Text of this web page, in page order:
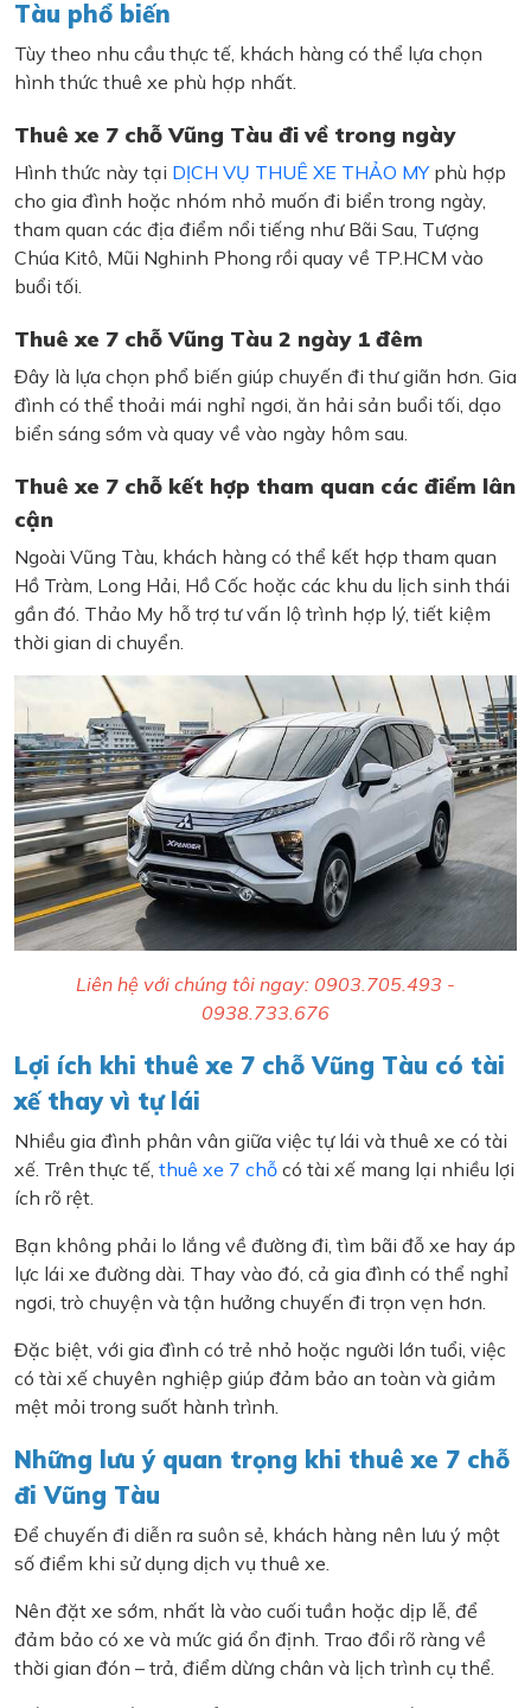
Tàu phổ biến
Tùy theo nhu cầu thực tế, khách hàng có thể lựa chọn
hình thức thuê xe phù hợp nhất.
Thuê xe 7 chỗ Vũng Tàu đi về trong ngày
Hình thức này tại DỊCH VỤ THUÊ XE THẢO MYphù hợp
cho gia đình hoặc nhóm nhỏ muốn đi biển trong ngày,
tham quan các địa điểm nổi tiếng như Bãi Sau, Tượng
Chúa Kitô, Mũi Nghinh Phong rồi quay về TP.HCM vào
buổi tối.
Thuê xe 7 chỗ Vũng Tàu 2 ngày 1 đêm
Đây là lựa chọn phổ biến giúp chuyến đi thư giãn hơn. Gia
đình có thể thoải mái nghỉ ngơi, ăn hải sản buổi tối, dạo
biển sáng sớm và quay về vào ngày hôm sau.
Thuê xe 7 chỗ kết hợp tham quan các điểm lân
cận
Ngoài Vũng Tàu, khách hàng có thể kết hợp tham quan
Hồ Tràm, Long Hải, Hồ Cốc hoặc các khu du lịch sinh thái
gần đó. Thảo My hỗ trợ tư vấn lộ trình hợp lý, tiết kiệm
thời gian di chuyển.
Liên hệ với chúng tôi ngay: 0903.705.493 -
0938.733.676
Lợi ích khi thuê xe 7 chỗ Vũng Tàu có tài
xế thay vì tự lái
Nhiều gia đình phân vân giữa việc tự lái và thuê xe có tài
xế. Trên thực tế, thuê xe 7 chỗ có tài xế mang lại nhiều lợi
ích rõ rệt.
Bạn không phải lo lắng về đường đi, tìm bãi đỗ xe hay áp
lực lái xe đường dài. Thay vào đó, cả gia đình có thể nghỉ
ngơi, trò chuyện và tận hưởng chuyến đi trọn vẹn hơn.
Đặc biệt, với gia đình có trẻ nhỏ hoặc người lớn tuổi, việc
có tài xế chuyên nghiệp giúp đảm bảo an toàn và giảm
mệt mỏi trong suốt hành trình.
Những lưu ý quan trọng khi thuê xe 7 chỗ
đi Vũng Tàu
Để chuyến đi diễn ra suôn sẻ, khách hàng nên lưu ý một
số điểm khi sử dụng dịch vụ thuê xe.
Nên đặt xe sớm, nhất là vào cuối tuần hoặc dịp lễ, để
đảm bảo có xe và mức giá ổn định. Trao đổi rõ ràng về
thời gian đón – trả, điểm dừng chân và lịch trình cụ thể.